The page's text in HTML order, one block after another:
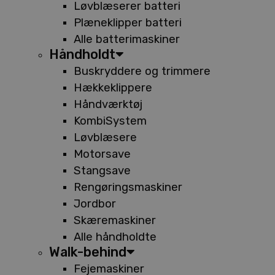
Løvblæserer batteri
Plæneklipper batteri
Alle batterimaskiner
Håndholdt
Buskryddere og trimmere
Hækkeklippere
Håndværktøj
KombiSystem
Løvblæsere
Motorsave
Stangsave
Rengøringsmaskiner
Jordbor
Skæremaskiner
Alle håndholdte
Walk-behind
Fejemaskiner